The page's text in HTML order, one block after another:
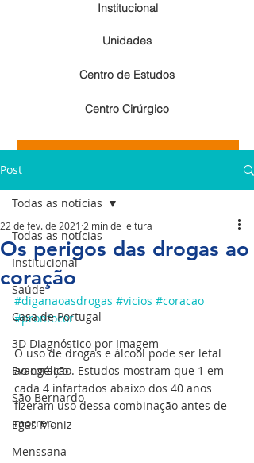
Unidades
Centro Cirúrgico
Centro de Estudos
Institucional
Resultados de exames laboratoriais
Post
Todas as notícias
Institucional
Saúde
Casa de Portugal
3D Diagnóstico por Imagem
Evangélico
São Bernardo
Egas Moniz
Menssana
Todas as notícias
Os perigos das drogas ao
coração
22 de fev. de 2021 2 min de leitura
#diganaoasdrogas #vicios #coracao
#prontocor
O uso de drogas e álcool pode ser letal
ao coração. Estudos mostram que 1 em
cada 4 infartados abaixo dos 40 anos
fizeram uso dessa combinação antes de
morrer.